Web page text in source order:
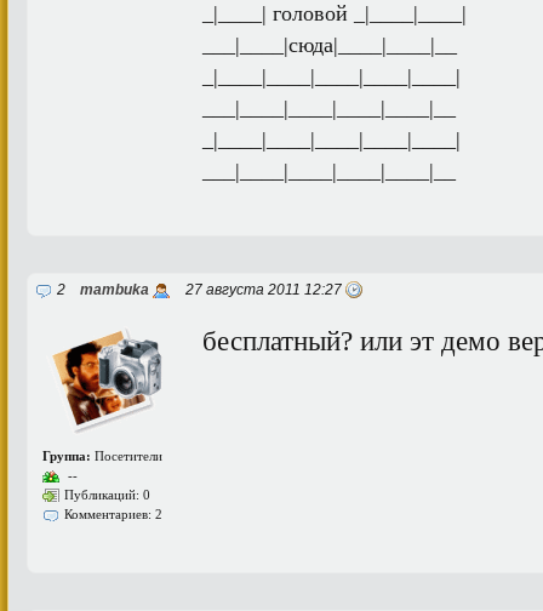
_|____| головой _|____|____|
___|____|сюда|____|____|__
_|____|____|____|____|____|
___|____|____|____|____|__
_|____|____|____|____|____|
___|____|____|____|____|__
2 mambuka 27 августа 2011 12:27
Группа: Посетители
--
Публикаций: 0
Комментариев: 2
бесплатный? или эт демо